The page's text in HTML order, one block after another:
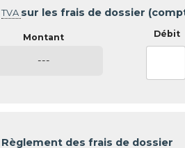
TVA sur les frais de dossier
---
Règlement des frais de dossier